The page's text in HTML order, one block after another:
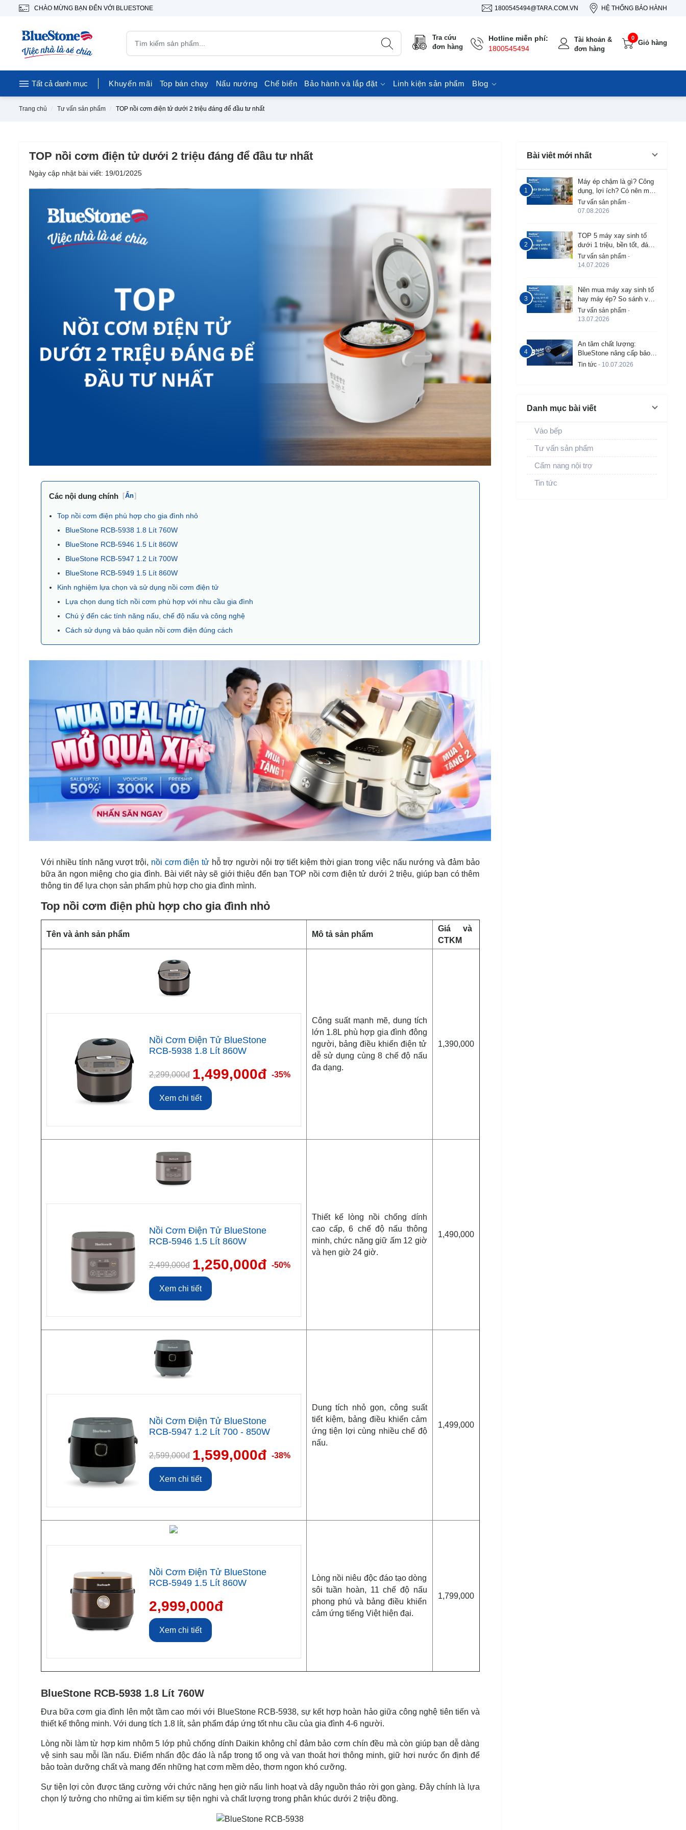
CHÀO MỪNG BẠN ĐẾN VỚI BLUESTONE 1800545494@TARA.COM.VN HỆ THỐNG BẢO HÀNH
Tra cứu
đơn hàng
Hotline miễn phí:
1800545494
Tài khoản &
đơn hàng
0
Giỏ hàng
Tất cả danh mục Khuyến mãi Top bán chạy Nấu nướng Chế biến Bảo hành và lắp đặt Linh kiện sản phẩm Blog
Trang chủ Tư vấn sản phẩm TOP nồi cơm điện tử dưới 2 triệu đáng để đầu tư nhất
TOP nồi cơm điện tử dưới 2 triệu đáng để đầu tư nhất
Ngày cập nhật bài viết: 19/01/2025
Các nội dung chính [Ẩn]
Top nồi cơm điện phù hợp cho gia đình nhỏ
BlueStone RCB-5938 1.8 Lít 760W
BlueStone RCB-5946 1.5 Lít 860W
BlueStone RCB-5947 1.2 Lít 700W
BlueStone RCB-5949 1.5 Lít 860W
Kinh nghiệm lựa chọn và sử dụng nồi cơm điện tử
Lựa chọn dung tích nồi cơm phù hợp với nhu cầu gia đình
Chú ý đến các tính năng nấu, chế độ nấu và công nghệ
Cách sử dụng và bảo quản nồi cơm điện đúng cách
Với nhiều tính năng vượt trội, nồi cơm điện tử hỗ trợ người nội trợ tiết kiệm thời gian trong việc nấu nướng và đảm bảo
bữa ăn ngon miệng cho gia đình. Bài viết này sẽ giới thiệu đến bạn TOP nồi cơm điện tử dưới 2 triệu, giúp bạn có thêm
thông tin để lựa chọn sản phẩm phù hợp cho gia đình mình.
Top nồi cơm điện phù hợp cho gia đình nhỏ
Tên và ảnh sản phẩm Mô tả sản phẩm
Giá và
CTKM
Nồi Cơm Điện Tử BlueStone
RCB-5938 1.8 Lít 860W
2,299,000đ 1,499,000đ -35%
Xem chi tiết
Công suất mạnh mẽ, dung tích
lớn 1.8L phù hợp gia đình đông
người, bảng điều khiển điện tử
dễ sử dụng cùng 8 chế độ nấu
đa dạng.
1,390,000
Nồi Cơm Điện Tử BlueStone
RCB-5946 1.5 Lít 860W
2,499,000đ 1,250,000đ -50%
Xem chi tiết
Thiết kế lòng nồi chống dính
cao cấp, 6 chế độ nấu thông
minh, chức năng giữ ấm 12 giờ
và hẹn giờ 24 giờ.
1,490,000
Nồi Cơm Điện Tử BlueStone
RCB-5947 1.2 Lít 700 - 850W
2,599,000đ 1,599,000đ -38%
Xem chi tiết
Dung tích nhỏ gọn, công suất
tiết kiệm, bảng điều khiển cảm
ứng tiện lợi cùng nhiều chế độ
nấu.
1,499,000
Nồi Cơm Điện Tử BlueStone
RCB-5949 1.5 Lít 860W
2,999,000đ
Xem chi tiết
Lòng nồi niêu độc đáo tạo dòng
sôi tuần hoàn, 11 chế độ nấu
phong phú và bảng điều khiển
cảm ứng tiếng Việt hiện đại.
1,799,000
BlueStone RCB-5938 1.8 Lít 760W
Đưa bữa cơm gia đình lên một tầm cao mới với BlueStone RCB-5938, sự kết hợp hoàn hảo giữa công nghệ tiên tiến và
thiết kế thông minh. Với dung tích 1.8 lít, sản phẩm đáp ứng tốt nhu cầu của gia đình 4-6 người.
Lòng nồi làm từ hợp kim nhôm 5 lớp phủ chống dính Daikin không chỉ đảm bảo cơm chín đều mà còn giúp bạn dễ dàng
vệ sinh sau mỗi lần nấu. Điểm nhấn độc đáo là nắp trong tổ ong và van thoát hơi thông minh, giữ hơi nước ổn định để
bảo toàn dưỡng chất và mang đến những hạt cơm mềm dẻo, thơm ngon khó cưỡng.
Sự tiện lợi còn được tăng cường với chức năng hẹn giờ nấu linh hoạt và dây nguồn tháo rời gọn gàng. Đây chính là lựa
chọn lý tưởng cho những ai tìm kiếm sự tiện nghi và chất lượng trong phân khúc dưới 2 triệu đồng.
Bài viêt mới nhất
Máy ép chậm là gì? Công
dụng, lợi ích? Có nên mua
không?
Tư vấn sản phẩm -
07.08.2026
TOP 5 máy xay sinh tố
dưới 1 triệu, bền tốt, đáng
mua 2026
Tư vấn sản phẩm -
14.07.2026
Nên mua máy xay sinh tố
hay máy ép? So sánh và
tư vấn chi tiết
Tư vấn sản phẩm -
13.07.2026
An tâm chất lượng:
BlueStone nâng cấp bảo
hành bếp từ âm lên đến 3
Tin tức - 10.07.2026
Danh mục bài viết
Vào bếp
Tư vấn sản phẩm
Cẩm nang nội trợ
Tin tức